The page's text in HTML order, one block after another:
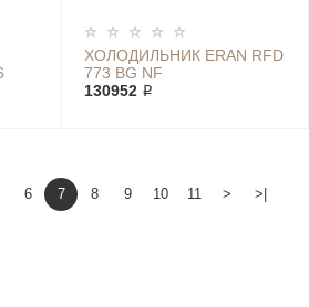
ХОЛОДИЛЬНИК ERAN RFD
773 BG NF
130952 ₽
6 7 8 9 10 11 > >|